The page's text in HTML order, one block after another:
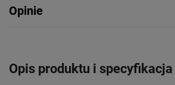
Opinie
Opis produktu i specyfikacja